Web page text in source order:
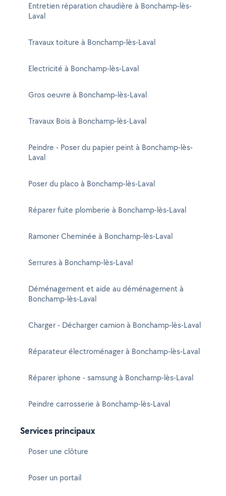
Entretien réparation chaudière à Bonchamp-lès-
Laval
Travaux toiture à Bonchamp-lès-Laval
Electricité à Bonchamp-lès-Laval
Gros oeuvre à Bonchamp-lès-Laval
Travaux Bois à Bonchamp-lès-Laval
Peindre - Poser du papier peint à Bonchamp-lès-
Laval
Poser du placo à Bonchamp-lès-Laval
Réparer fuite plomberie à Bonchamp-lès-Laval
Ramoner Cheminée à Bonchamp-lès-Laval
Serrures à Bonchamp-lès-Laval
Déménagement et aide au déménagement à
Bonchamp-lès-Laval
Charger - Décharger camion à Bonchamp-lès-Laval
Réparateur électroménager à Bonchamp-lès-Laval
Réparer iphone - samsung à Bonchamp-lès-Laval
Peindre carrosserie à Bonchamp-lès-Laval
Services principaux
Poser une clôture
Poser un portail